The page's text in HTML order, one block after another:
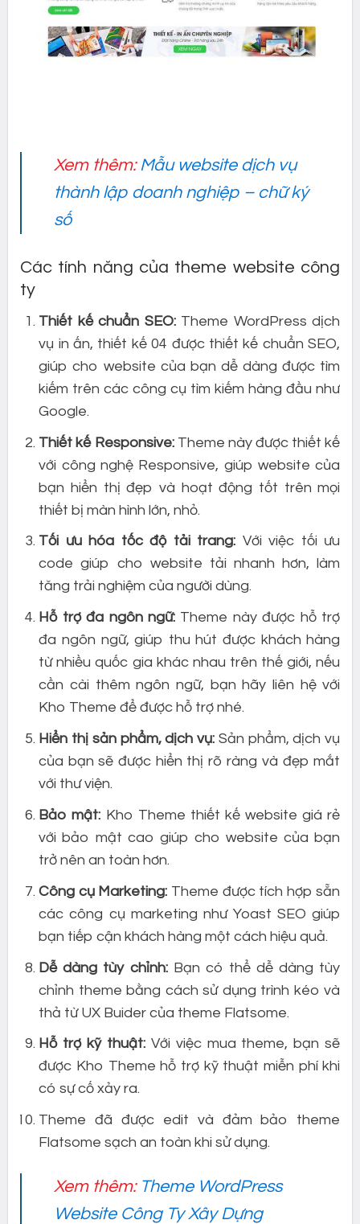
Xem thêm: Mẫu website dịch vụ
thành lập doanh nghiệp – chữ ký
số
Các tính năng của theme website công
ty
Thiết kế chuẩn SEO:Theme WordPress dịch
vụ in ấn, thiết kế 04 được thiết kế chuẩn SEO,
giúp cho website của bạn dễ dàng được tìm
kiếm trên các công cụ tìm kiếm hàng đầu như
Google.
Thiết kế Responsive:Theme này được thiết kế
với công nghệ Responsive, giúp website của
bạn hiển thị đẹp và hoạt động tốt trên mọi
thiết bị màn hình lớn, nhỏ.
Tối ưu hóa tốc độ tải trang: Với việc tối ưu
code giúp cho website tải nhanh hơn, làm
tăng trải nghiệm của người dùng.
Hỗ trợ đa ngôn ngữ: Theme này được hỗ trợ
đa ngôn ngữ, giúp thu hút được khách hàng
từ nhiều quốc gia khác nhau trên thế giới, nếu
cần cài thêm ngôn ngữ, bạn hãy liên hệ với
Kho Theme để được hỗ trợ nhé.
Hiển thị sản phẩm, dịch vụ: Sản phẩm, dịch vụ
của bạn sẽ được hiển thị rõ ràng và đẹp mắt
với thư viện.
Bảo mật: Kho Theme thiết kế website giá rẻ
với bảo mật cao giúp cho website của bạn
trở nên an toàn hơn.
Công cụ Marketing: Theme được tích hợp sẵn
các công cụ marketing như Yoast SEO giúp
bạn tiếp cận khách hàng một cách hiệu quả.
Dễ dàng tùy chỉnh:Bạn có thể dễ dàng tùy
chỉnh theme bằng cách sử dụng trình kéo và
thả từ UX Buider của theme Flatsome.
Hỗ trợ kỹ thuật:Với việc mua theme, bạn sẽ
được Kho Theme hỗ trợ kỹ thuật miễn phí khi
có sự cố xảy ra.
Theme đã được edit và đảm bảo theme
Flatsome sạch an toàn khi sử dụng.
Xem thêm: Theme WordPress
Website Công Ty Xây Dựng